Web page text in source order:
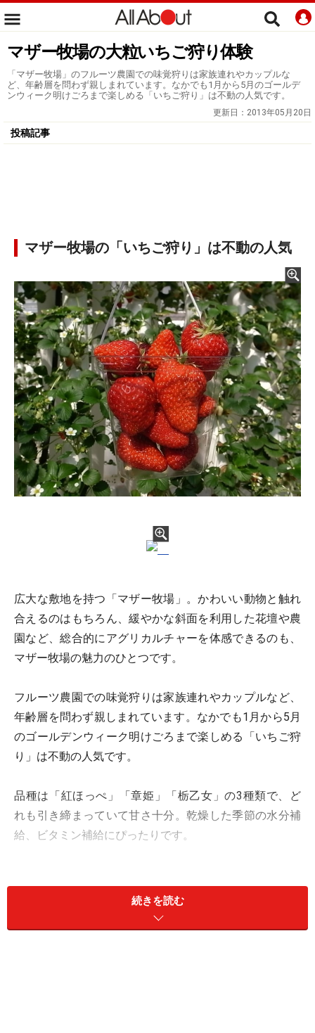
マザー牧場の大粒いちご狩り体験
「マザー牧場」のフルーツ農園での味覚狩りは家族連れやカップルな
ど、年齢層を問わず親しまれています。なかでも1月から5月のゴールデ
ンウィーク明けごろまで楽しめる「いちご狩り」は不動の人気です。
更新日： 2013年05月20日
投稿記事
マザー牧場の「いちご狩り」は不動の人気
広大な敷地を持つ「マザー牧場」。かわいい動物と触れ
合えるのはもちろん、緩やかな斜面を利用した花壇や農
園など、総合的にアグリカルチャーを体感できるのも、
マザー牧場の魅力のひとつです。
フルーツ農園での味覚狩りは家族連れやカップルなど、
年齢層を問わず親しまれています。なかでも1月から5月
のゴールデンウィーク明けごろまで楽しめる「いちご狩
り」は不動の人気です。
品種は「紅ほっぺ」「章姫」「栃乙女」の3種類で、ど
れも引き締まっていて甘さ十分。乾燥した季節の水分補
給、ビタミン補給にぴったりです。
れることはありません。目線の高さにいちごがあるの
で、完熟しているのを見分けやすいのもうれしいです。
また、床面は土ではなく通路となっているので、車いす
続きを読む